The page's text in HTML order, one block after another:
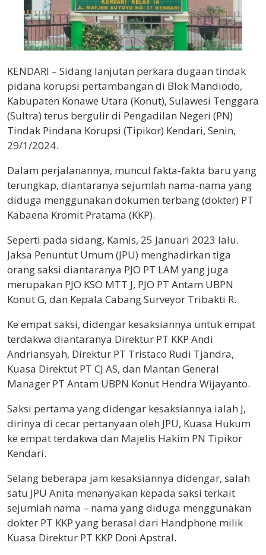
KENDARI – Sidang lanjutan perkara dugaan tindak
pidana korupsi pertambangan di Blok Mandiodo,
Kabupaten Konawe Utara (Konut), Sulawesi Tenggara
(Sultra) terus bergulir di Pengadilan Negeri (PN)
Tindak Pindana Korupsi (Tipikor) Kendari, Senin,
29/1/2024.
Dalam perjalanannya, muncul fakta-fakta baru yang
terungkap, diantaranya sejumlah nama-nama yang
diduga menggunakan dokumen terbang (dokter) PT
Kabaena Kromit Pratama (KKP).
Seperti pada sidang, Kamis, 25 Januari 2023 lalu.
Jaksa Penuntut Umum (JPU) menghadirkan tiga
orang saksi diantaranya PJO PT LAM yang juga
merupakan PJO KSO MTT J, PJO PT Antam UBPN
Konut G, dan Kepala Cabang Surveyor Tribakti R.
Ke empat saksi, didengar kesaksiannya untuk empat
terdakwa diantaranya Direktur PT KKP Andi
Andriansyah, Direktur PT Tristaco Rudi Tjandra,
Kuasa Direktut PT CJ AS, dan Mantan General
Manager PT Antam UBPN Konut Hendra Wijayanto.
Saksi pertama yang didengar kesaksiannya ialah J,
dirinya di cecar pertanyaan oleh JPU, Kuasa Hukum
ke empat terdakwa dan Majelis Hakim PN Tipikor
Kendari.
Selang beberapa jam kesaksiannya didengar, salah
satu JPU Anita menanyakan kepada saksi terkait
sejumlah nama – nama yang diduga menggunakan
dokter PT KKP yang berasal dari Handphone milik
Kuasa Direktur PT KKP Doni Apstral.